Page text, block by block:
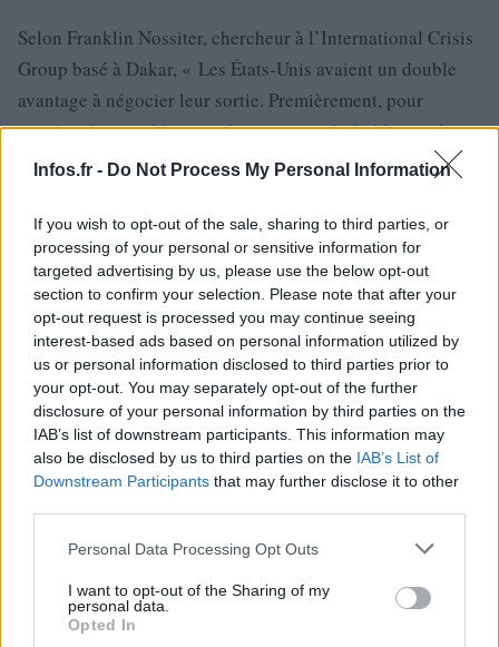
Infos.fr - Do Not Process My Personal Information
If you wish to opt-out of the sale, sharing to third parties, or
processing of your personal or sensitive information for
targeted advertising by us, please use the below opt-out
section to confirm your selection. Please note that after your
opt-out request is processed you may continue seeing
interest-based ads based on personal information utilized by
us or personal information disclosed to third parties prior to
your opt-out. You may separately opt-out of the further
disclosure of your personal information by third parties on the
IAB’s list of downstream participants. This information may
also be disclosed by us to third parties on the IAB’s List of
Downstream Participants that may further disclose it to other
Please note that this website/app uses one or more Google
not limited to your visit or usage behaviour. You may click to
grant or deny consent to Google and its third-party tags to
use your data for below specified purposes in below Google
Personal Data Processing Opt Outs
I want to opt-out of the Sharing of my
personal data.
Opted In
Selon Franklin Nossiter, chercheur à l’International Crisis
Group basé à Dakar, « Les États-Unis avaient un double
avantage à négocier leur sortie. Premièrement, pour
protéger leurs soldats qui devenaient vulnérables car leur
base se trouve dans une région isolée. Deuxièmement,
une attaque qui viserait des militaires américains et qui
aurait eu des conséquences catastrophiques pour
l’administration Biden. »